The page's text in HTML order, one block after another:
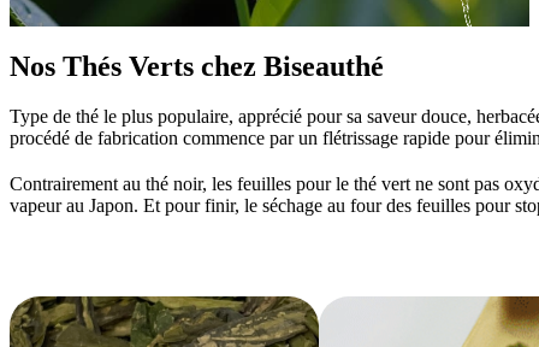
Nos Thés Verts chez Biseauthé
Type de thé le plus populaire, apprécié pour sa saveur douce,
procédé de fabrication commence par un flétrissage rapide pour
Contrairement au thé noir, les feuilles pour le thé vert ne sont pas
vapeur au Japon. Et pour finir, le séchage au four des feuilles pour